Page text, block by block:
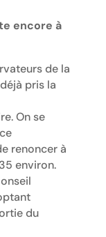
encore à
de la
pris la
On se
renoncer à
environ.
du